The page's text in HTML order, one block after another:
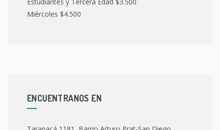
Miércoles $4.500
ENCUENTRANOS EN